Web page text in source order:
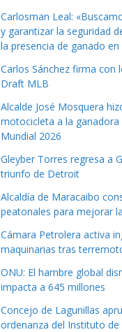
Carlosman Leal:
y garantizar la seguridad
la presencia de ganado
Carlos Sánchez firma con
Draft MLB
Alcalde José Mosquera
motocicleta a la
Mundial 2026
Gleyber Torres regresa a
triunfo de Detroit
Alcaldía de Maracaibo
peatonales para mejorar
Cámara Petrolera activa
maquinarias tras
ONU: El hambre global
impacta a 645 millones
Concejo de Lagunillas
ordenanza del Instituto de